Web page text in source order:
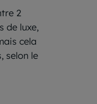
2
de luxe,
cela
selon le